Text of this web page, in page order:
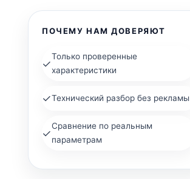
ПОЧЕМУ НАМ ДОВЕРЯЮТ
✓
Только проверенные
характеристики
✓Технический разбор без рекламы
✓
Сравнение по реальным
параметрам